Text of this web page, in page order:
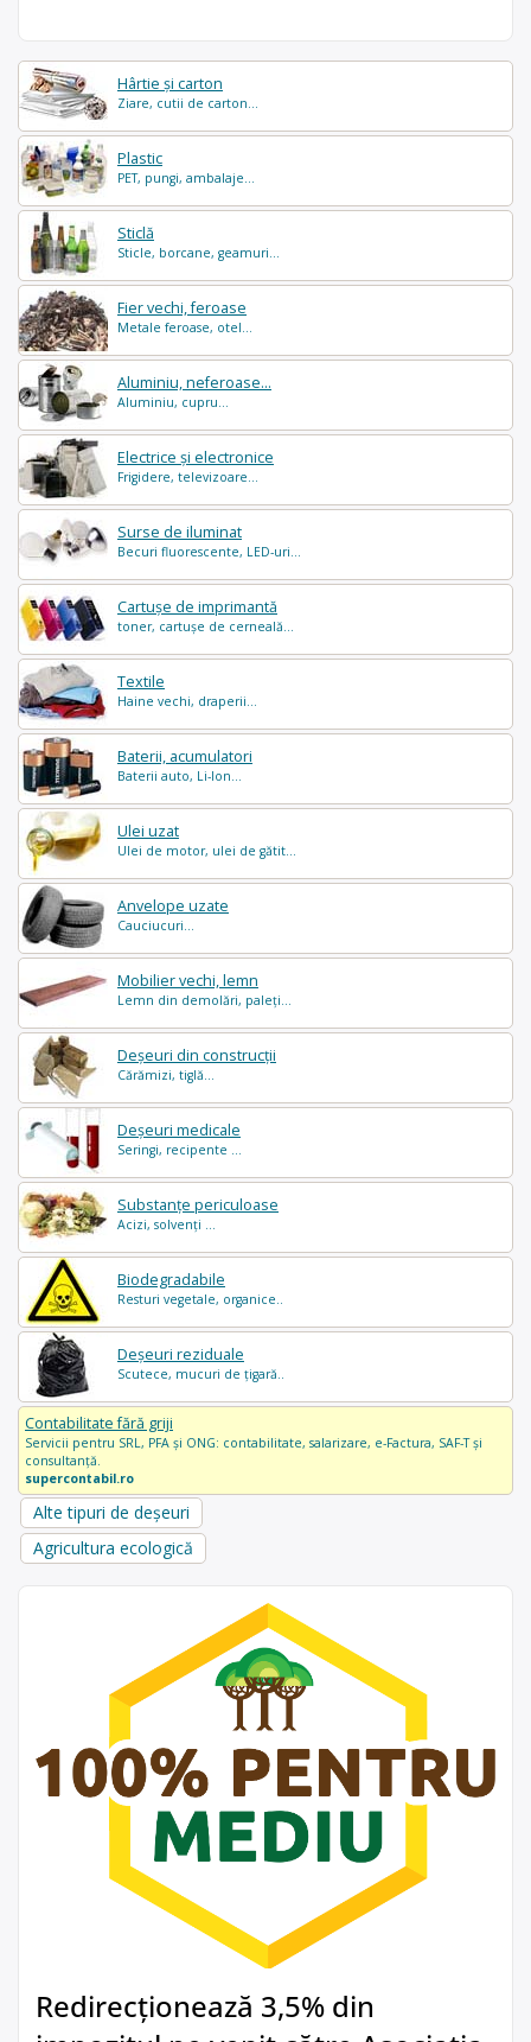
Hârtie și carton
Ziare, cutii de carton...
Plastic
PET, pungi, ambalaje...
Sticlă
Sticle, borcane, geamuri...
Fier vechi, feroase
Metale feroase, otel...
Aluminiu, neferoase...
Aluminiu, cupru...
Electrice și electronice
Frigidere, televizoare...
Surse de iluminat
Becuri fluorescente, LED-uri...
Cartușe de imprimantă
toner, cartușe de cerneală...
Textile
Haine vechi, draperii...
Baterii, acumulatori
Baterii auto, Li-Ion...
Ulei uzat
Ulei de motor, ulei de gătit...
Anvelope uzate
Cauciucuri...
Mobilier vechi, lemn
Lemn din demolări, paleți...
Deșeuri din construcții
Cărămizi, tiglă...
Deșeuri medicale
Seringi, recipente ...
Substanțe periculoase
Acizi, solvenți ...
Biodegradabile
Resturi vegetale, organice..
Deșeuri reziduale
Scutece, mucuri de țigară..
Contabilitate fără griji
Servicii pentru SRL, PFA și ONG: contabilitate, salarizare, e-Factura, SAF-T și
consultanță.
supercontabil.ro
Alte tipuri de deșeuri
Agricultura ecologică
Redirecționează 3,5% din